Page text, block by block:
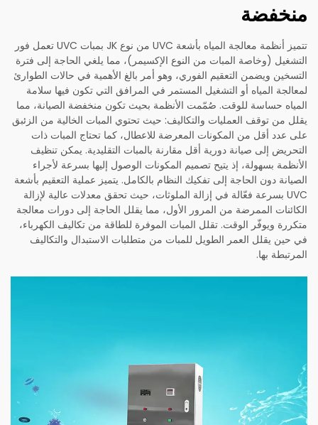
منخفضة
تتميز أنظمة معالجة المياه بأشعة UVC من نوع JK بمبات UVC تعمل فور
التشغيل (وخاصة المبات من النوع الإكسيمر)، مما يلغي الحاجة إلى فترة
التسخين ويضمن التعقيم الفوري، وهو أمر بالغ الأهمية في حالات الطوارئ
لمعالجة المياه أو التشغيل المستمر في المرافق التي تكون فيها سلامة
المياه حساسة للوقت. صُمّمت الأنظمة بحيث تكون منخفضة الصيانة، مما
يقلل من توقف العمليات والتكاليف: حيث تحتوي المبات الخالية من الزئبق
على عدد أقل من المكونات المعرضة للاعطال، كما تحتاج المبات ذات
التحريض إلى صيانة دورية أقل مقارنة بالمبات التقليدية. يمكن تنظيف
الأنظمة بسهولة، إذ يتيح تصميم المكونات الوصول إليها بسرعة لأجراء
الصيانة دون الحاجة إلى تفكيك النظام بالكامل. يتميز عملية التعقيم بأشعة
UVC بسرعة فعّالة في إزالة الملوثات، حيث تحقق معدلات عالية لإزالة
الكائنات الممرضة من المرور الأول، مما يقلل الحاجة إلى دورات معالجة
متكررة ويوفّر الوقت. تقلل المبات الموفرة للطاقة من تكاليف الكهرباء،
في حين يقلل العمر الطويل للمبات من متطلبات الاستبدال والتكاليف
المرتبطة بها.